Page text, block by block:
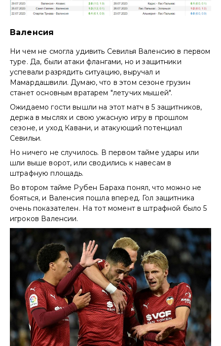
Валенсия
Ни чем не смогла удивить Севилья Валенсию в первом
туре. Да, были атаки флангами, но и защитники
успевали разрядить ситуацию, выручал и
Мамардашвили. Думаю, что в этом сезоне грузин
станет основным вратарем "летучих мышей".
Ожидаемо гости вышли на этот матч в 5 защитников,
держа в мыслях и свою ужасную игру в прошлом
сезоне, и уход Кавани, и атакующий потенциал
Севильи.
Но ничего не случилось. В первом тайме удары или
шли выше ворот, или сводились к навесам в
штрафную площадь.
Во втором тайме Рубен Бараха понял, что можно не
бояться, и Валенсия пошла вперед. Гол защитника
очень показателен. На тот момент в штрафной было 5
игроков Валенсии.